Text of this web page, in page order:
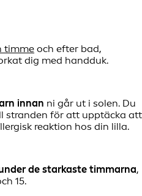
timme och efter bad,
dig med handduk.
innan ni går ut i solen. Du
stranden för att upptäcka att
reaktion hos din lilla.
de starkaste timmarna,
15.